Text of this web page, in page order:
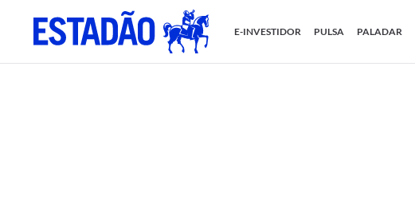
E-INVESTIDOR PULSA PALADAR